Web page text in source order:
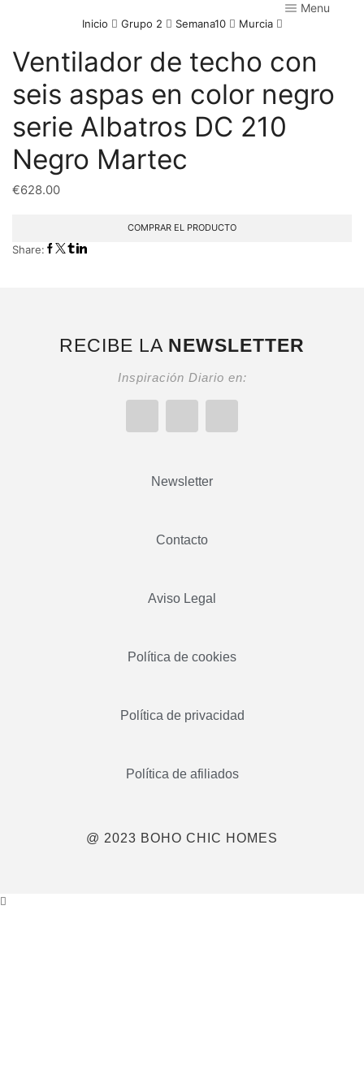
Menu
Inicio Grupo 2 Semana10 Murcia
Ventilador de techo con
seis aspas en color negro
serie Albatros DC 210
Negro Martec
€628.00
COMPRAR EL PRODUCTO
Share:
RECIBE LA NEWSLETTER
Inspiración Diario en:
Newsletter
Contacto
Aviso Legal
Política de cookies
Política de privacidad
Política de afiliados
@ 2023 BOHO CHIC HOMES